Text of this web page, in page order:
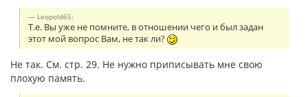
Leopold65:
Т.е. Вы уже не помните, в отношении чего и был задан
этот мой вопрос Вам, не так ли?
Не так. См. стр. 29. Не нужно приписывать мне свою
плохую память.